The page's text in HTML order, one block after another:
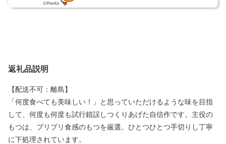
返礼品説明
【配送不可：離島】
「何度食べても美味しい！」と思っていただけるような味を目指
して、何度も何度も試行錯誤しつくりあげた自信作です。主役の
もつは、プリプリ食感のもつを厳選。ひとつひとつ手切りし丁寧
に下処理されています。